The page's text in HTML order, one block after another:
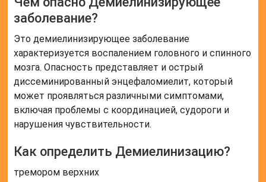
заболевание?
Это демиелинизирующее заболевание
характеризуется воспалением головного и спинного
мозга. Опасность представляет и острый
диссеминированный энцефаломиелит, который
может проявляться различными симптомами,
включая проблемы с координацией, судороги и
нарушения чувствительности.
Как определить Демиелинизацию?
тремором верхних